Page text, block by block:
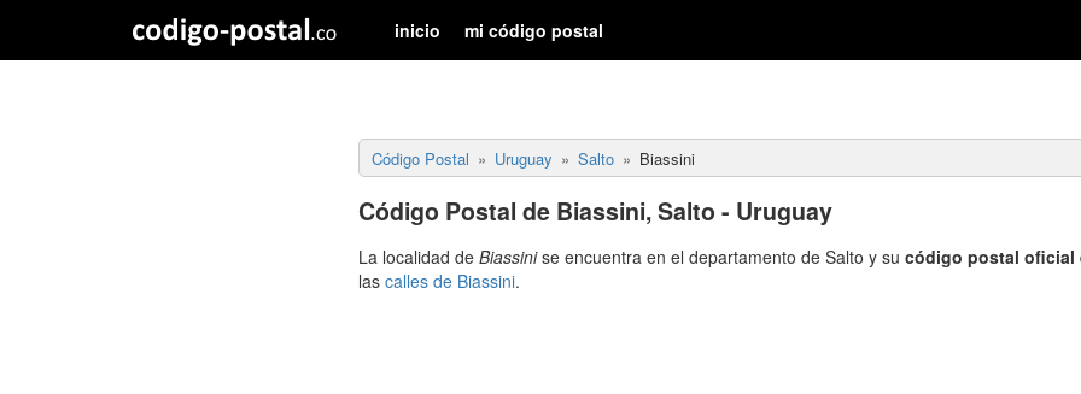
inicio mi código postal
Código Postal Uruguay Salto Biassini
Código Postal de Biassini, Salto - Uruguay
La localidad de Biassinise encuentra en el departamento de Salto y su código postal oficial
las calles de Biassini.